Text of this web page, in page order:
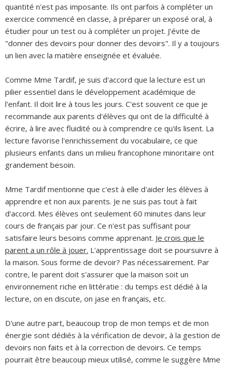
quantité n'est pas imposante. Ils ont parfois à compléter un
exercice commencé en classe, à préparer un exposé oral, à
étudier pour un test ou à compléter un projet. J'évite de
"donner des devoirs pour donner des devoirs". Il y a toujours
un lien avec la matière enseignée et évaluée.
Comme Mme Tardif, je suis d'accord que la lecture est un
pilier essentiel dans le développement académique de
l'enfant. Il doit lire à tous les jours. C'est souvent ce que je
recommande aux parents d'élèves qui ont de la difficulté à
écrire, à lire avec fluidité ou à comprendre ce qu'ils lisent. La
lecture favorise l'enrichissement du vocabulaire, ce que
plusieurs enfants dans un milieu francophone minoritaire ont
grandement besoin.
Mme Tardif mentionne que c'est à elle d'aider les élèves à
apprendre et non aux parents. Je ne suis pas tout à fait
d'accord. Mes élèves ont seulement 60 minutes dans leur
cours de français par jour. Ce n'est pas suffisant pour
satisfaire leurs besoins comme apprenant. Je crois que le
parent a un rôle à jouer. L'apprentissage doit se poursuivre à
la maison. Sous forme de devoir? Pas nécessairement. Par
contre, le parent doit s'assurer que la maison soit un
environnement riche en littératie : du temps est dédié à la
lecture, on en discute, on jase en français, etc.
D'une autre part, beaucoup trop de mon temps et de mon
énergie sont dédiés à la vérification de devoir, à la gestion de
devoirs non faits et à la correction de devoirs. Ce temps
pourrait être beaucoup mieux utilisé, comme le suggère Mme